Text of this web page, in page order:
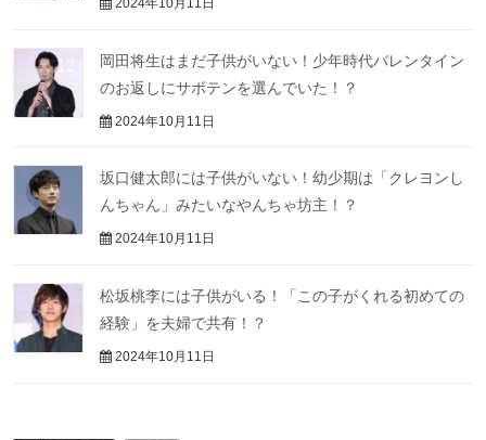
2024年10月11日
岡田将生はまだ子供がいない！少年時代バレンタイン
のお返しにサボテンを選んでいた！？
2024年10月11日
坂口健太郎には子供がいない！幼少期は「クレヨンし
んちゃん」みたいなやんちゃ坊主！？
2024年10月11日
松坂桃李には子供がいる！「この子がくれる初めての
経験」を夫婦で共有！？
2024年10月11日